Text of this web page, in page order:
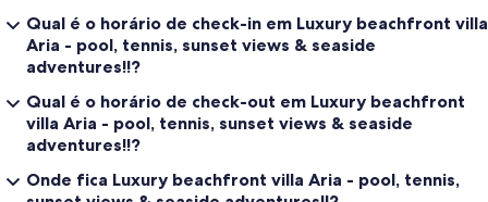
network to enjoy a high-quality, diverse culinary experience during
their stay, with the option for daily delivery.
request and at an additional charge, depending on availability and
service type. Early booking is recommended to guarantee
availability, best pricing, and a seamless experience.
Baby & Child-Friendly Facilities
Qual é o horário de check-in em Luxury beachfront villa
Aria - pool, tennis, sunset views & seaside
adventures!!?
Qual é o horário de check-out em Luxury beachfront
villa Aria - pool, tennis, sunset views & seaside
adventures!!?
Onde fica Luxury beachfront villa Aria - pool, tennis,